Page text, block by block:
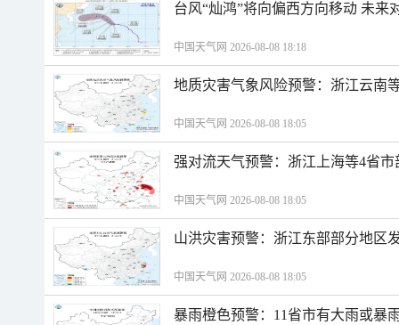
台风“灿鸿”将向偏西方向移动 未来
中国天气网 2026-08-08 18:18
地质灾害气象风险预警：浙江云南
中国天气网 2026-08-08 18:05
强对流天气预警：浙江上海等4省
中国天气网 2026-08-08 18:05
山洪灾害预警：浙江东部部分地区
中国天气网 2026-08-08 18:05
暴雨橙色预警：11省市有大雨或暴